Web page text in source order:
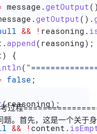
message . getOutput
. getOutput().
&& ! reasoning .
. append(reasoning);
{
(
false ;
(reasoning);
&& ! content .
过程
。首先，这是一个关于